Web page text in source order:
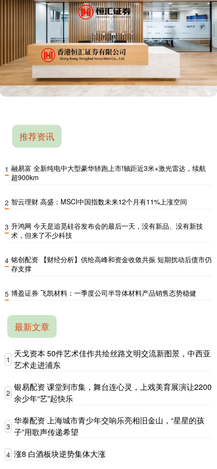
推荐资讯
1 融易富 全新纯电中大型豪华轿跑上市!轴距近3米+激光雷达，续航
超900km
2 智云理财 高盛：MSCI中国指数未来12个月有11%上涨空间
3 升鸿网 今天是追觅硅谷发布会的最后一天，没有新品、没有新技
术，但来了不少科技
4 铭创配资 【财经分析】供给高峰和资金收敛共振 短期扰动后债市仍
存支撑
5 博盈证券 飞凯材料：一季度公司半导体材料产品销售态势稳健
最新文章
1
天戈资本 50件艺术佳作共绘丝路文明交流新图景，中西亚
艺术走进浦东
2
银易配资 课堂到市集，舞台连心灵，上戏美育展演让2200
余少年“艺”起快乐
3
华泰配资 上海城市青少年交响乐亮相旧金山，“星星的孩
子”用歌声传递希望
4 涨8 白酒板块逆势集体大涨